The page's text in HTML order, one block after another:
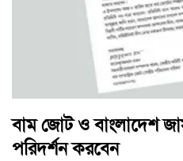
বাম জোট ও বাংলাদেশ
পরিদর্শন করবেন